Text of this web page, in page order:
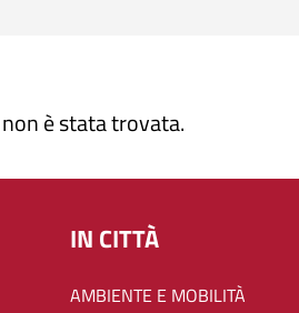
è stata trovata.
IN CITTÀ
AMBIENTE E MOBILITÀ